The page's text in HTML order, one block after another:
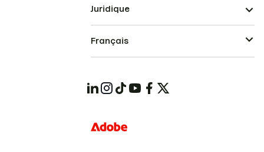
Juridique
Français